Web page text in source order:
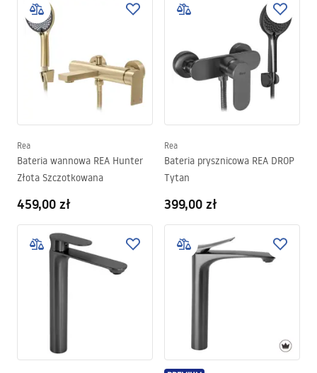
Rea
Bateria wannowa REA Hunter
Złota Szczotkowana
459,00 zł
Rea
Bateria prysznicowa REA DROP
Tytan
399,00 zł